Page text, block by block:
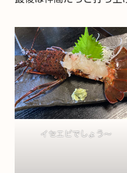
イセエビでしょう～